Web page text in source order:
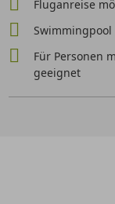
Fluganreise
Swimmingpool
Für Personen
geeignet